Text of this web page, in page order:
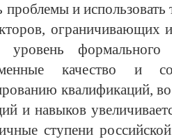
проблемы и
ограничивающих
формального
качество и
квалификаций,
и навыков
ступени